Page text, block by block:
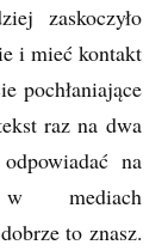
zaskoczyło
i mieć kontakt
pochłaniające
raz na dwa
na
mediach
to znasz.